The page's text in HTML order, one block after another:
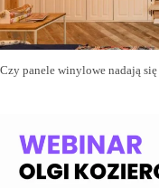
Czy panele winylowe nadają